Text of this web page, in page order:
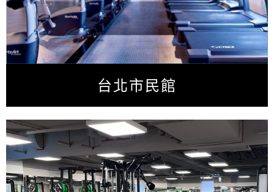
台北市民館